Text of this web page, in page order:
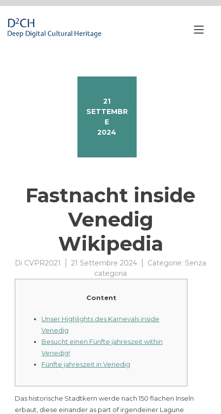
contenuto
21
SETTEMBR
E
2024
Fastnacht inside
Venedig
Wikipedia
Di CVPR2021 21 Settembre 2024 Categorie: Senza
categoria
Content
Unser Highlights des Karnevals inside
Venedig
Besucht einen Fünfte jahreszeit within
Venedig!
Fünfte jahreszeit in Venedig
Das historische Stadtkern werde nach 150 flachen Inseln
erbaut, diese einander as part of irgendeiner Lagune